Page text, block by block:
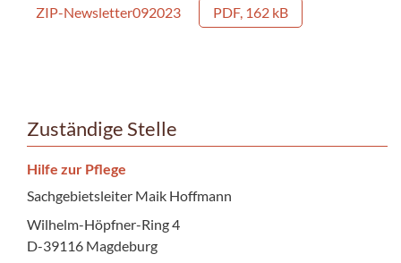
ZIP-Newsletter092023 PDF, 162 kB
Zuständige Stelle
Hilfe zur Pflege
Sachgebietsleiter Maik Hoffmann
Wilhelm-Höpfner-Ring 4
D-39116 Magdeburg